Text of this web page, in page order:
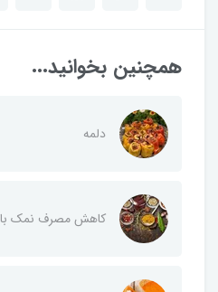
همچنین بخوانید...
دلمه
کاهش مصرف نمک با